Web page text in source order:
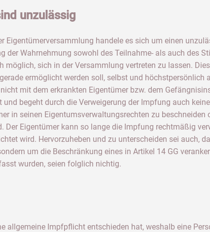
unzulässig
Eigentümerversammlung handele es sich um einen
der Wahrnehmung sowohl des Teilnahme- als auch des
möglich, sich in der Versammlung vertreten zu lassen.
ermöglicht werden soll, selbst und höchstpersönlich
mit dem erkrankten Eigentümer bzw. dem
begeht durch die Verweigerung der Impfung auch
in seinen Eigentumsverwaltungsrechten zu beschneiden
Eigentümer kann so lange die Impfung rechtmäßig
wird. Hervorzuheben und zu unterscheiden sei auch,
um die Beschränkung eines in Artikel 14 GG
wurden, seien folglich nichtig.
allgemeine Impfpflicht entschieden hat, weshalb eine